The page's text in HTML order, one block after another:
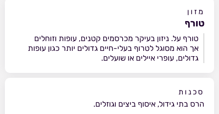
מזון
טורף
טורף על. ניזון בעיקר מכרסמים קטנים, עופות וזוחלים
אך הוא מסוגל לטרוף בעלי-חיים גדולים יותר כגון עופות
גדולים, עופרי איילים או שועלים.
סכנות
הרס בתי גידול, איסוף ביצים וגוזלים.